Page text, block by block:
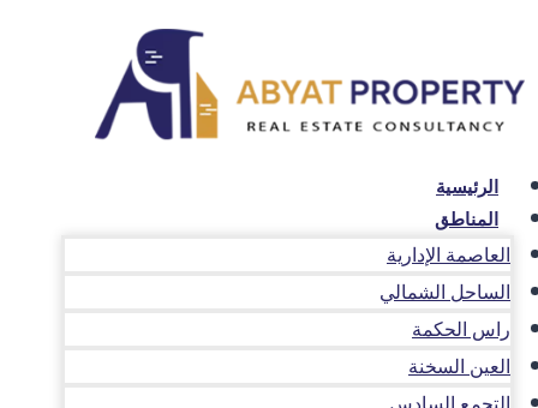
المحتوى
الرئيسية
المناطق
العاصمة الإدارية
الساحل الشمالي
راس الحكمة
العين السخنة